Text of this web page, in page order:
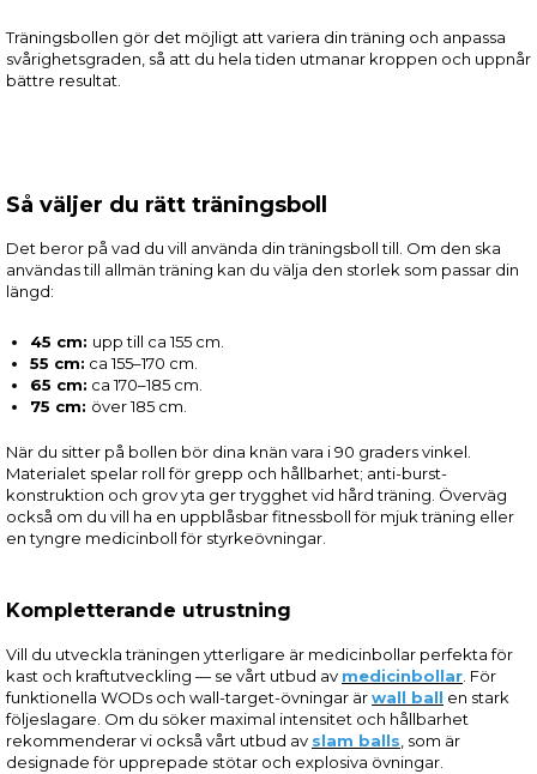
Träningsbollen gör det möjligt att variera din träning och anpassa
svårighetsgraden, så att du hela tiden utmanar kroppen och uppnår
bättre resultat.
Så väljer du rätt träningsboll
Det beror på vad du vill använda din träningsboll till. Om den ska
användas till allmän träning kan du välja den storlek som passar din
längd:
45 cm: upp till ca 155 cm.
55 cm: ca 155–170 cm.
65 cm: ca 170–185 cm.
75 cm: över 185 cm.
När du sitter på bollen bör dina knän vara i 90 graders vinkel.
Materialet spelar roll för grepp och hållbarhet; anti-burst-
konstruktion och grov yta ger trygghet vid hård träning. Överväg
också om du vill ha en uppblåsbar fitnessboll för mjuk träning eller
en tyngre medicinboll för styrkeövningar.
Kompletterande utrustning
Vill du utveckla träningen ytterligare är medicinbollar perfekta för
kast och kraftutveckling — se vårt utbud av medicinbollar. För
funktionella WODs och wall-target-övningar ärwall ball en stark
följeslagare. Om du söker maximal intensitet och hållbarhet
rekommenderar vi också vårt utbud av slam balls, som är
designade för upprepade stötar och explosiva övningar.